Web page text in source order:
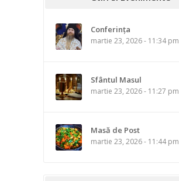
Conferința
martie 23, 2026 - 11:34 pm
Sfântul Masul
martie 23, 2026 - 11:27 pm
Masă de Post
martie 23, 2026 - 11:44 pm